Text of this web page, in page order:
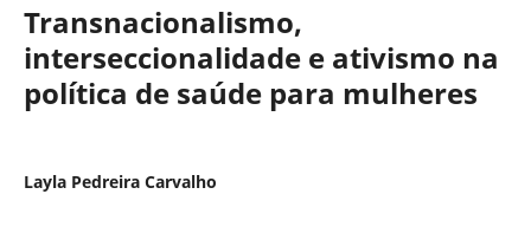
Transnacionalismo,
interseccionalidade e ativismo na
política de saúde para mulheres
Layla Pedreira Carvalho